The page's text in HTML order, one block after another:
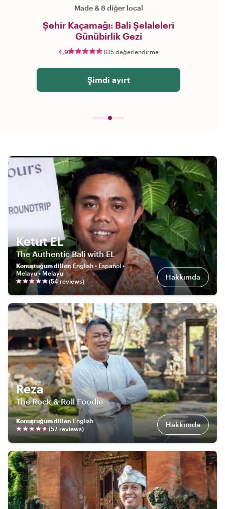
Made&8 diğer local
Şehir Kaçamağı: Bali Şelaleleri
Günübirlik Gezi
4,9 835 değerlendirme
Şimdi ayırt
Ketut EL
The Authentic Bali with EL
Konuştuğum diller:English • Español •
Melayu • Melayu
(54 reviews) Hakkımda
Reza
The Rock & Roll Foodie
Konuştuğum diller: English
(57 reviews) Hakkımda